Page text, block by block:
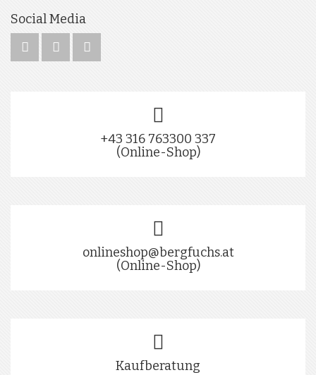
Social Media
+43 316 763300 337
(Online-Shop)
onlineshop@bergfuchs.at
(Online-Shop)
Kaufberatung